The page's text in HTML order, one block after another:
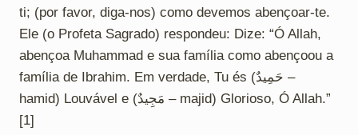
ti; (por favor, diga-nos) como devemos abençoar-te.
Ele (o Profeta Sagrado) respondeu: Dize: “Ó Allah,
abençoa Muhammad e sua família como abençoou a
família de Ibrahim. Em verdade, Tu és (حَمِيدٌ –
hamid) Louvável e (مَجِيدٌ – majid) Glorioso, Ó Allah.”
[1]